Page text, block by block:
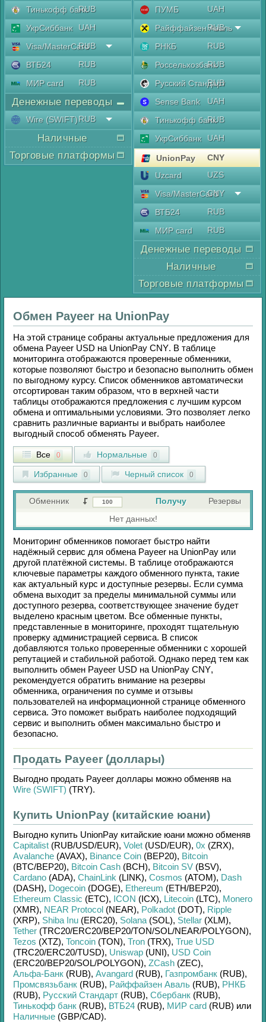
Тинькофф банкRUB
УкрСиббанк
UAH
Visa/MasterCard
RUB
ВТБ24
RUB
МИР card
RUB
Денежные переводы
Wire (SWIFT)RUB
Наличные
Торговые платформы
ПУМБ
UAH
Райффайзен Аваль
RUB
РНКБ
RUB
РоссельхозбанкRUB
Русский Стандарт
RUB
Sense Bank
UAH
Тинькофф банкRUB
УкрСиббанк
UAH
UnionPay
CNY
Uzcard
UZS
Visa/MasterCard
CNY
ВТБ24
RUB
МИР card
RUB
Денежные переводы
Наличные
Торговые платформы
Обмен Payeer на UnionPay
На этой странице собраны актуальные предложения для
обмена Payeer USD на UnionPay CNY. В таблице
мониторинга отображаются проверенные обменники,
которые позволяют быстро и безопасно выполнить обмен
по выгодному курсу. Список обменников автоматически
отсортирован таким образом, что в верхней части
таблицы отображаются предложения с лучшим курсом
обмена и оптимальными условиями. Это позволяет легко
сравнить различные варианты и выбрать наиболее
выгодный способ обменять Payeer.
Все 0 Нормальные 0
Избранные 0 Черный список 0
Обменник Получу
Резервы
Нет данных!
Мониторинг обменников помогает быстро найти
надёжный сервис для обмена Payeer на UnionPay или
другой платёжной системы. В таблице отображаются
ключевые параметры каждого обменного пункта, такие
как актуальный курс и доступные резервы. Если сумма
обмена выходит за пределы минимальной суммы или
доступного резерва, соответствующее значение будет
выделено красным цветом. Все обменные пункты,
представленные в мониторинге, проходят тщательную
проверку администрацией сервиса. В список
добавляются только проверенные обменники с хорошей
репутацией и стабильной работой. Однако перед тем как
выполнить обмен Payeer USD на UnionPay CNY,
рекомендуется обратить внимание на резервы
обменника, ограничения по сумме и отзывы
пользователей на информационной странице обменного
сервиса. Это поможет выбрать наиболее подходящий
сервис и выполнить обмен максимально быстро и
безопасно.
Продать Payeer (доллары)
Выгодно продать Payeer доллары можно обменяв на
Wire (SWIFT) (TRY).
Купить UnionPay (китайские юани)
Выгодно купить UnionPay китайские юани можно обменяв
Capitalist (RUB/USD/EUR), Volet (USD/EUR), 0x (ZRX),
Avalanche (AVAX), Binance Coin (BEP20), Bitcoin
(BTC/BEP20), Bitcoin Cash (BCH), Bitcoin SV (BSV),
Cardano (ADA), ChainLink (LINK), Cosmos (ATOM), Dash
(DASH), Dogecoin (DOGE), Ethereum (ETH/BEP20),
Ethereum Classic (ETC), ICON (ICX), Litecoin (LTC), Monero
(XMR), NEAR Protocol (NEAR), Polkadot (DOT), Ripple
(XRP), Shiba Inu (ERC20), Solana (SOL), Stellar (XLM),
Tether (TRC20/ERC20/BEP20/TON/SOL/NEAR/POLYGON),
Tezos (XTZ), Toncoin (TON), Tron (TRX), True USD
(TRC20/ERC20/TUSD), Uniswap (UNI), USD Coin
(ERC20/BEP20/SOL/POLYGON), ZCash (ZEC),
Альфа-Банк (RUB), Avangard (RUB), Газпромбанк (RUB),
Промсвязьбанк (RUB), Райффайзен Аваль (RUB), РНКБ
(RUB), Русский Стандарт (RUB), Сбербанк (RUB),
Тинькофф банк (RUB), ВТБ24 (RUB), МИР card (RUB) или
Наличные (GBP/CAD).